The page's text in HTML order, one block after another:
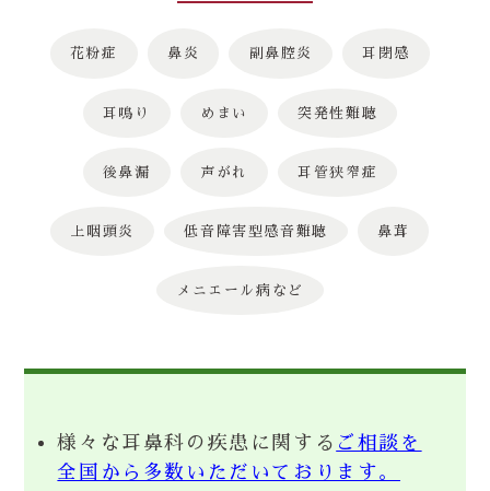
花粉症 鼻炎 副鼻腔炎 耳閉感
耳鳴り めまい 突発性難聴
後鼻漏 声がれ 耳管狭窄症
上咽頭炎 低音障害型感音難聴 鼻茸
メニエール病など
様々な耳鼻科の疾患に関する ご相談を
全国から多数いただいております。